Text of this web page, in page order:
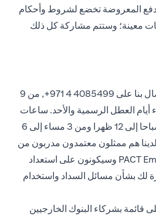
المعروضة تخضع لشروط وأحكام
معينة؛ وستتم مشاركة كل ذلك
بنا على 4085499 4 971+
, من 9
باستثناء أيام العطل الرسمية والأحد. ساعات
العمل يوم الجمعة من 9 صباحا إلى 12 ظهرا ومن 3 مساء إلى 6
هم ممثلون معتمدون مدربون من
PACT Employment Services LLC وسيكونون على استعداد
لك بشأن مسائل السداد واستخدام
قائمة بشركاء البنوك الخارجيين